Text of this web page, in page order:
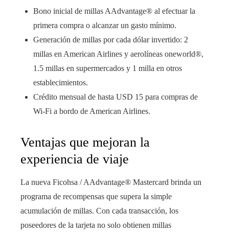
Bono inicial de millas AAdvantage® al efectuar la
primera compra o alcanzar un gasto mínimo.
Generación de millas por cada dólar invertido: 2
millas en American Airlines y aerolíneas oneworld®,
1.5 millas en supermercados y 1 milla en otros
establecimientos.
Crédito mensual de hasta USD 15 para compras de
Wi-Fi a bordo de American Airlines.
Ventajas que mejoran la
experiencia de viaje
La nueva Ficohsa / AAdvantage® Mastercard brinda un
programa de recompensas que supera la simple
acumulación de millas. Con cada transacción, los
poseedores de la tarjeta no solo obtienen millas